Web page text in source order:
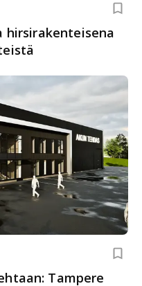
hirsirakenteisena
Tampere